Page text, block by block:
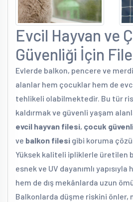
Evcil Hayvan ve
Güvenliği İçin
Evlerde balkon, pencere ve
alanlar hem çocuklar hem de
tehlikeli olabilmektedir. Bu tür
kaldırmak ve güvenli yaşam
evcil hayvan filesi, çocuk
ve balkon filesi gibi koruma
Yüksek kaliteli ipliklerle üretilen
esnek ve UV dayanımlı
hem de dış mekânlarda uzun
Balkonlarda düşme riskini önler,